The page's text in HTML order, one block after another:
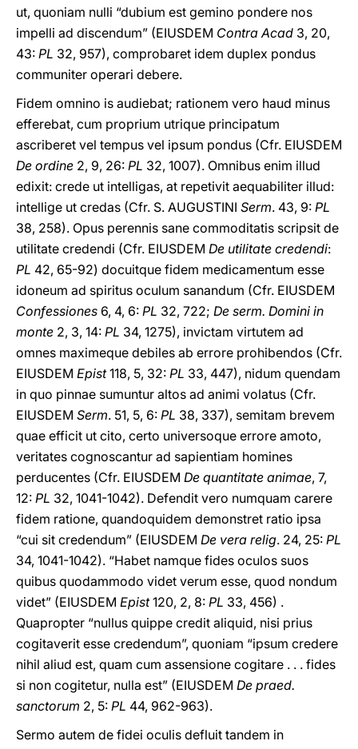
ut, quoniam nulli “dubium est gemino pondere nos
impelli ad discendum” (EIUSDEM Contra Acad 3, 20,
43: PL 32, 957), comprobaret idem duplex pondus
communiter operari debere.
Fidem omnino is audiebat; rationem vero haud minus
efferebat, cum proprium utrique principatum
ascriberet vel tempus vel ipsum pondus (Cfr. EIUSDEM
De ordine 2, 9, 26: PL 32, 1007). Omnibus enim illud
edixit: crede ut intelligas, at repetivit aequabiliter illud:
intellige ut credas (Cfr. S. AUGUSTINI Serm. 43, 9: PL
38, 258). Opus perennis sane commoditatis scripsit de
utilitate credendi (Cfr. EIUSDEM De utilitate credendi:
PL 42, 65-92) docuitque fidem medicamentum esse
idoneum ad spiritus oculum sanandum (Cfr. EIUSDEM
Confessiones 6, 4, 6: PL 32, 722; De serm. Domini in
monte 2, 3, 14: PL 34, 1275), invictam virtutem ad
omnes maximeque debiles ab errore prohibendos (Cfr.
EIUSDEM Epist118, 5, 32: PL 33, 447), nidum quendam
in quo pinnae sumuntur altos ad animi volatus (Cfr.
EIUSDEM Serm. 51, 5, 6: PL 38, 337), semitam brevem
quae efficit ut cito, certo universoque errore amoto,
veritates cognoscantur ad sapientiam homines
perducentes (Cfr. EIUSDEM De quantitate animae, 7,
12: PL 32, 1041-1042). Defendit vero numquam carere
fidem ratione, quandoquidem demonstret ratio ipsa
“cui sit credendum” (EIUSDEM De vera relig. 24, 25: PL
34, 1041-1042). “Habet namque fides oculos suos
quibus quodammodo videt verum esse, quod nondum
videt” (EIUSDEM Epist120, 2, 8: PL 33, 456) .
Quapropter “nullus quippe credit aliquid, nisi prius
cogitaverit esse credendum”, quoniam “ipsum credere
nihil aliud est, quam cum assensione cogitare . . . fides
si non cogitetur, nulla est” (EIUSDEM De praed.
sanctorum 2, 5: PL 44, 962-963).
Sermo autem de fidei oculis defluit tandem in